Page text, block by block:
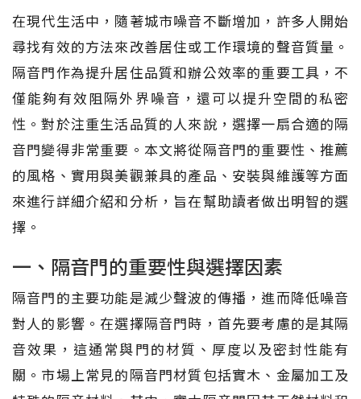
在現代生活中，隨著城市噪音不斷增加，許多人開始
尋找有效的方法來改善居住或工作環境的聲音質量。
隔音門作為提升居住品質和辦公效率的重要工具，不
僅能夠有效阻隔外界噪音，還可以提升空間的私密
性。對於注重生活品質的人來說，選擇一扇合適的隔
音門變得非常重要。本文將從隔音門的重要性、推薦
的風格、實用與美觀兼具的產品、安裝與維護等方面
來進行詳細介紹和分析，旨在幫助讀者做出明智的選
擇。
一、隔音門的重要性與選擇因素
隔音門的主要功能是減少聲波的傳播，進而降低噪音
對人的影響。在選擇隔音門時，首先要考慮的是其隔
音效果，這通常與門的材質、厚度以及密封性能有
關。市場上常見的隔音門材質包括實木、金屬加工及